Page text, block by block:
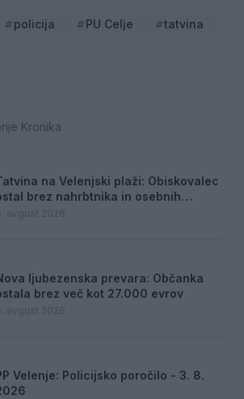
policija PU Celje tatvina
Kronika
na Velenjski plaži: Obiskovalec
brez nahrbtnika in osebnih
avgust 2026
ljubezenska prevara: Občanka
brez več kot 27.000 evrov
avgust 2026
Velenje: Policijsko poročilo - 3. 8.